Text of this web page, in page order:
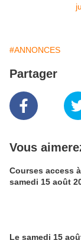
#ANNONCES
Partager
Vous
Courses access
samedi 15 août
Le samedi 15